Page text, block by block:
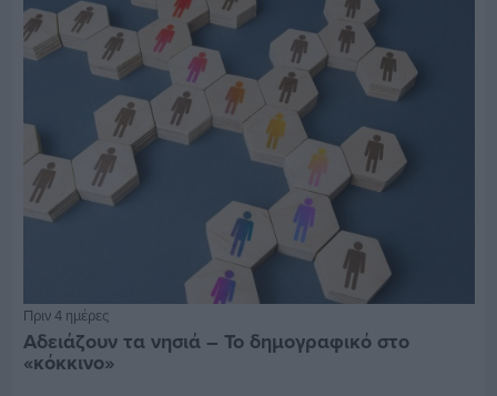
Πριν 4 ημέρες
Αδειάζουν τα νησιά – Το δημογραφικό στο
«κόκκινο»